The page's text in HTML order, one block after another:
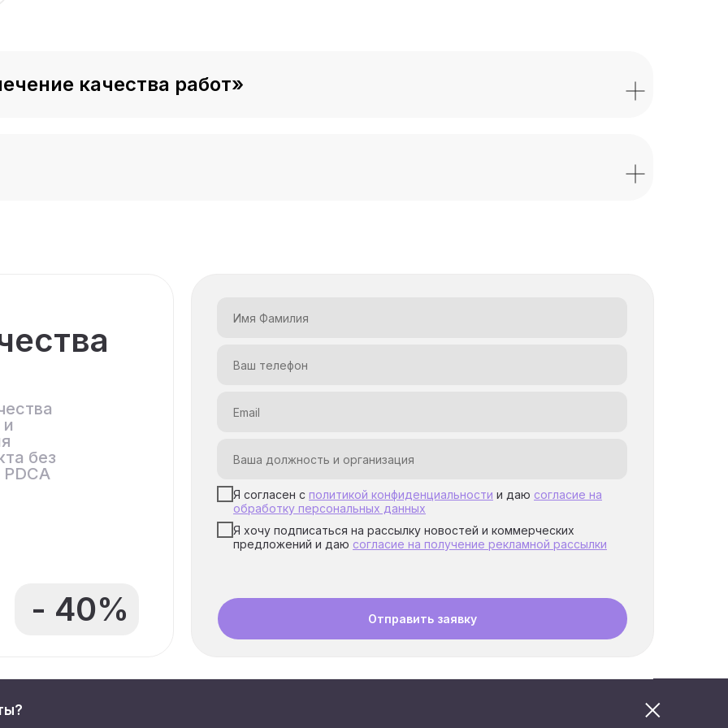
модуль
качества работ»
без
- 40%
Я согласен с политикой конфиденциальности и даю согласие на
обработку персональных данных
Я хочу подписаться на рассылку новостей и коммерческих
предложений и даю согласие на получение рекламной рассылки
Отправить заявку